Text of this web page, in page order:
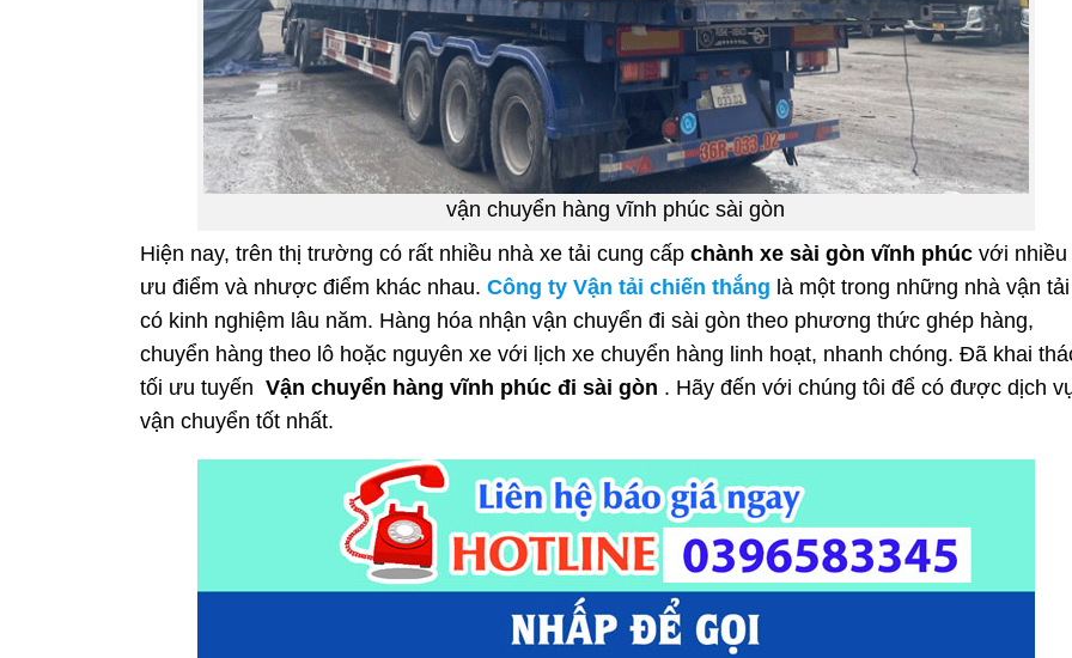
vận chuyển hàng vĩnh phúc sài gòn
Hiện nay, trên thị trường có rất nhiều nhà xe tải cung cấp chành xe sài gòn vĩnh phúc với nhiều
ưu điểm và nhược điểm khác nhau. Công ty Vận tải chiến thắng là một trong những nhà vận tải
có kinh nghiệm lâu năm. Hàng hóa nhận vận chuyển đi sài gòn theo phương thức ghép hàng,
chuyển hàng theo lô hoặc nguyên xe với lịch xe chuyển hàng linh hoạt, nhanh chóng. Đã khai
tối ưu tuyến Vận chuyển hàng vĩnh phúc đi sài gòn . Hãy đến với chúng tôi để có được dịch
vận chuyển tốt nhất.